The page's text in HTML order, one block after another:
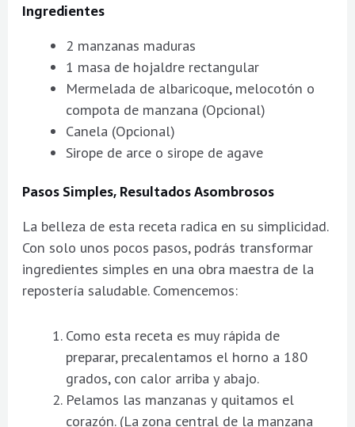
Ingredientes
2 manzanas maduras
1 masa de hojaldre rectangular
Mermelada de albaricoque, melocotón o
compota de manzana (Opcional)
Canela (Opcional)
Sirope de arce o sirope de agave
Pasos Simples, Resultados Asombrosos
La belleza de esta receta radica en su simplicidad.
Con solo unos pocos pasos, podrás transformar
ingredientes simples en una obra maestra de la
repostería saludable. Comencemos:
Como esta receta es muy rápida de
preparar, precalentamos el horno a 180
grados, con calor arriba y abajo.
Pelamos las manzanas y quitamos el
corazón. (La zona central de la manzana